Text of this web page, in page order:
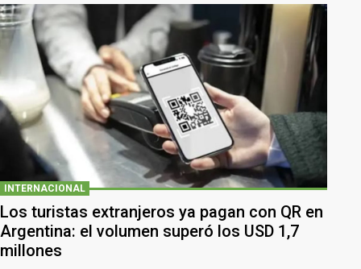
INTERNACIONAL
Los turistas extranjeros ya pagan con QR en
Argentina: el volumen superó los USD 1,7
millones